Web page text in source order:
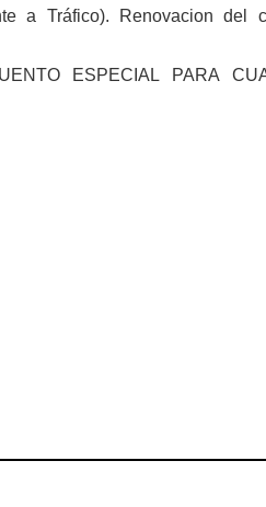
a Tráfico). Renovacion del
ESPECIAL PARA